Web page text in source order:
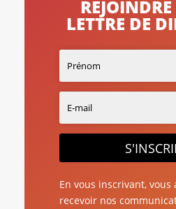
LETTRE DE
En vous inscrivant, vous
recevoir nos